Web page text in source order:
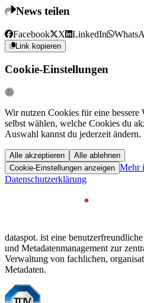
News teilen
Facebook X LinkedIn
Link kopieren
Cookie-Einstellungen
Wir nutzen Cookies für eine
selbst wählen, welche Cookies du
Auswahl kannst du jederzeit ändern.
Alle akzeptieren
Alle ablehnen
Cookie-Einstellungen anzeigen Mehr
Datenschutzerklärung
dataspot. ist eine
und Metadatenmanagement zur
Verwaltung von fachlichen,
Metadaten.